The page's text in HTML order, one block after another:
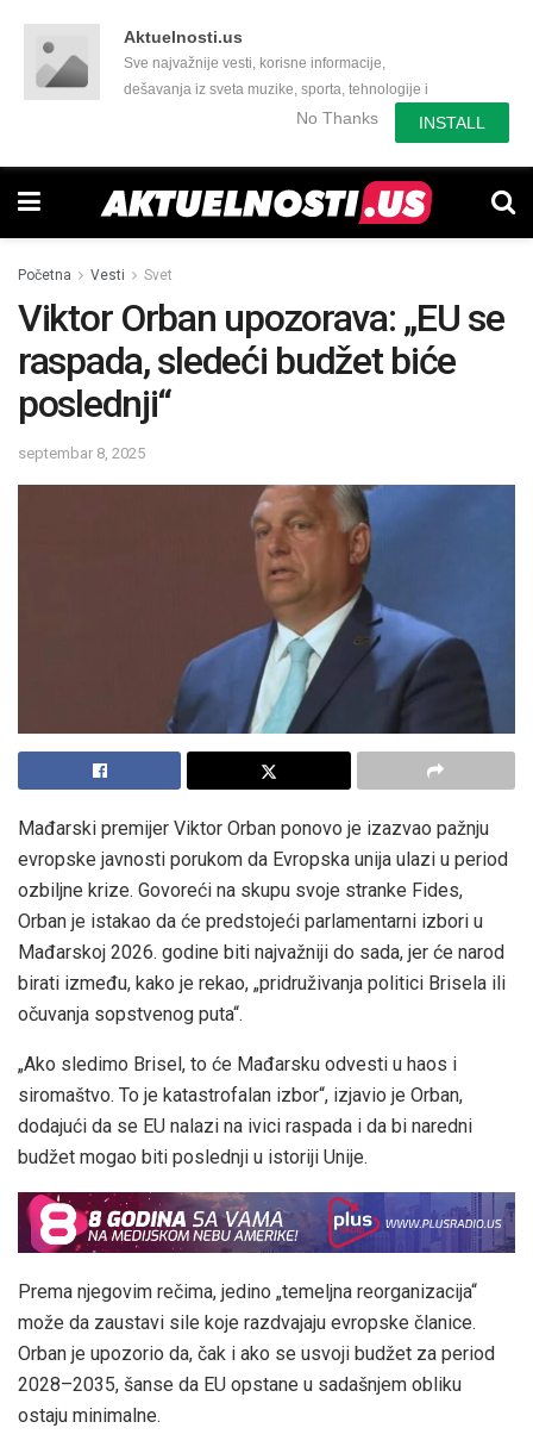
Aktuelnosti.us
Sve najvažnije vesti, korisne informacije,
dešavanja iz sveta muzike, sporta, tehnologije i
još mnogo toga zanimljivog.No Thanks INSTALL
Početna Vesti Svet
Viktor Orban upozorava: „EU se
raspada, sledeći budžet biće
poslednji“
septembar 8, 2025
Mađarski premijer Viktor Orban ponovo je izazvao pažnju
evropske javnosti porukom da Evropska unija ulazi u period
ozbiljne krize. Govoreći na skupu svoje stranke Fides,
Orban je istakao da će predstojeći parlamentarni izbori u
Mađarskoj 2026. godine biti najvažniji do sada, jer će narod
birati između, kako je rekao, „pridruživanja politici Brisela ili
očuvanja sopstvenog puta“.
„Ako sledimo Brisel, to će Mađarsku odvesti u haos i
siromaštvo. To je katastrofalan izbor“, izjavio je Orban,
dodajući da se EU nalazi na ivici raspada i da bi naredni
budžet mogao biti poslednji u istoriji Unije.
Prema njegovim rečima, jedino „temeljna reorganizacija“
može da zaustavi sile koje razdvajaju evropske članice.
Orban je upozorio da, čak i ako se usvoji budžet za period
2028–2035, šanse da EU opstane u sadašnjem obliku
ostaju minimalne.